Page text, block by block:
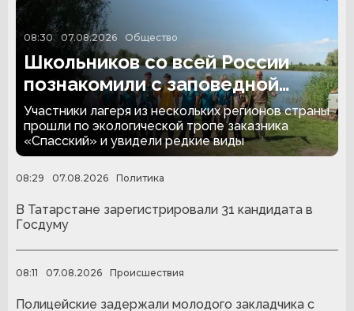
08:30 07.08.2026 Общество
Школьников со всей России
познакомили с заповедной
природой Татарстана
Участники лагеря из нескольких регионов страны
прошли по экологической тропе заказника
«Спасский» и увидели редкие виды
08:29 07.08.2026 Политика
В Татарстане зарегистрировали 31 кандидата в
Госдуму
08:11 07.08.2026 Происшествия
Полицейские задержали молодого закладчика с